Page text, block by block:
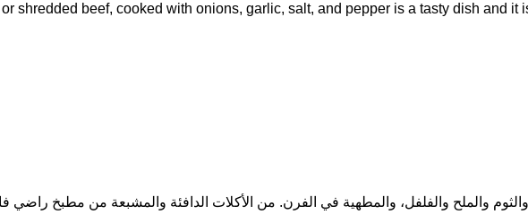
shredded beef, cooked with onions, garlic, salt, and pepper is a tasty dish and it
والملح والفلفل، والمطهية في الفرن. من الأكلات الدافئة والمشبعة من مطبخ راضي